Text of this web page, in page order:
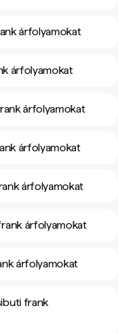
árfolyamokat
árfolyamokat
árfolyamokat
árfolyamokat
árfolyamokat
árfolyamokat
árfolyamokat
frank